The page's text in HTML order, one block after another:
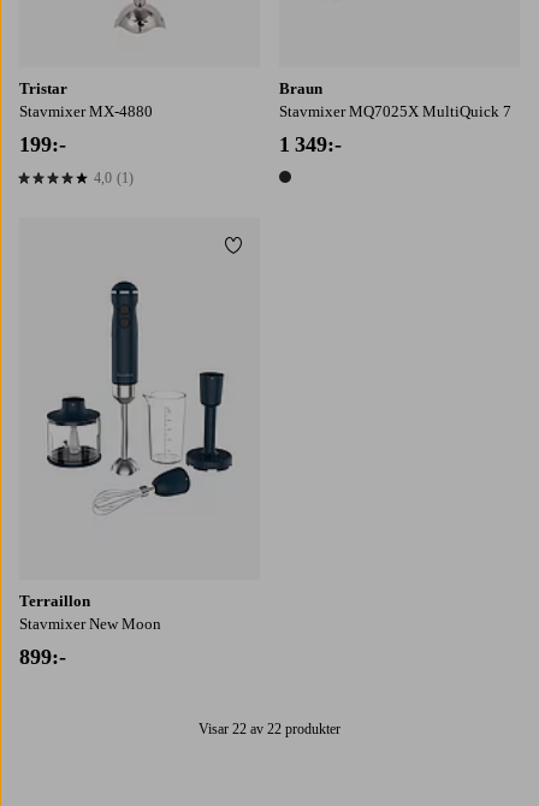
Tristar
Stavmixer MX-4880
199:-
4,0 baserat på 1 st betyg
4,0 (1)
Braun
Stavmixer MQ7025X MultiQuick 7
1 349:-
1 färg
Terraillon
Stavmixer New Moon
899:-
Lägg till i favoriter
Visar 22 av 22 produkter